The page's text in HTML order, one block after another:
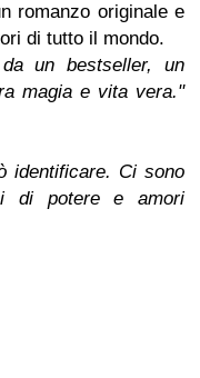
romanzo originale e
di tutto il mondo.
un bestseller, un
magia e vita vera."
identificare. Ci sono
di potere e amori